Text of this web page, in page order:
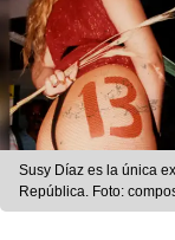
Susy Díaz es la única
República. Foto: